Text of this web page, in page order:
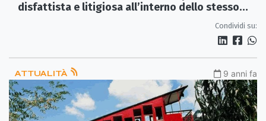
disfattista e litigiosa all’interno dello stesso
Condividi su:
ATTUALITÀ 9 anni fa